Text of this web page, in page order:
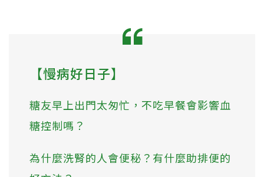
【慢病好日子】
糖友早上出門太匆忙，不吃早餐會影響血
糖控制嗎？
為什麼洗腎的人會便秘？有什麼助排便的